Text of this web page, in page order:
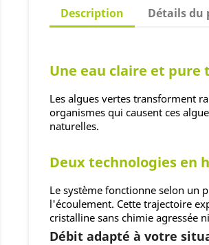
Description Détails du
Une eau claire et pure
Les algues vertes transforment
organismes qui causent ces
naturelles.
Deux technologies en
Le système fonctionne selon un
l'écoulement. Cette trajectoire
cristalline sans chimie agressée
Débit adapté à votre